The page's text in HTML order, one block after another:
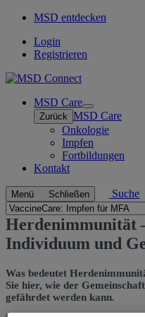
MSD entdecken
Login
Registrieren
MSD Care
Open
submenu
Zurück MSD Care
Onkologie
Impfen
Fortbildungen
Kontakt
Menü Schließen
Suche
Navigate
to
Verknüpfte
Seiten
Herdenimmunität
–
für
Individuum
Herdenimmunität
Individuum und
Was bedeutet
Sie hier, wie der
gefährdet werden kann.